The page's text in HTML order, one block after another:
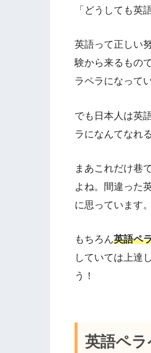
「どうしても英
英語って正しい
験から来るもの
ラペラになって
でも日本人は英
ラになんてなれ
まあこれだけ巷
よね。間違った
に思っています。
もちろん英語ペ
していては上達
う！
英語ペ